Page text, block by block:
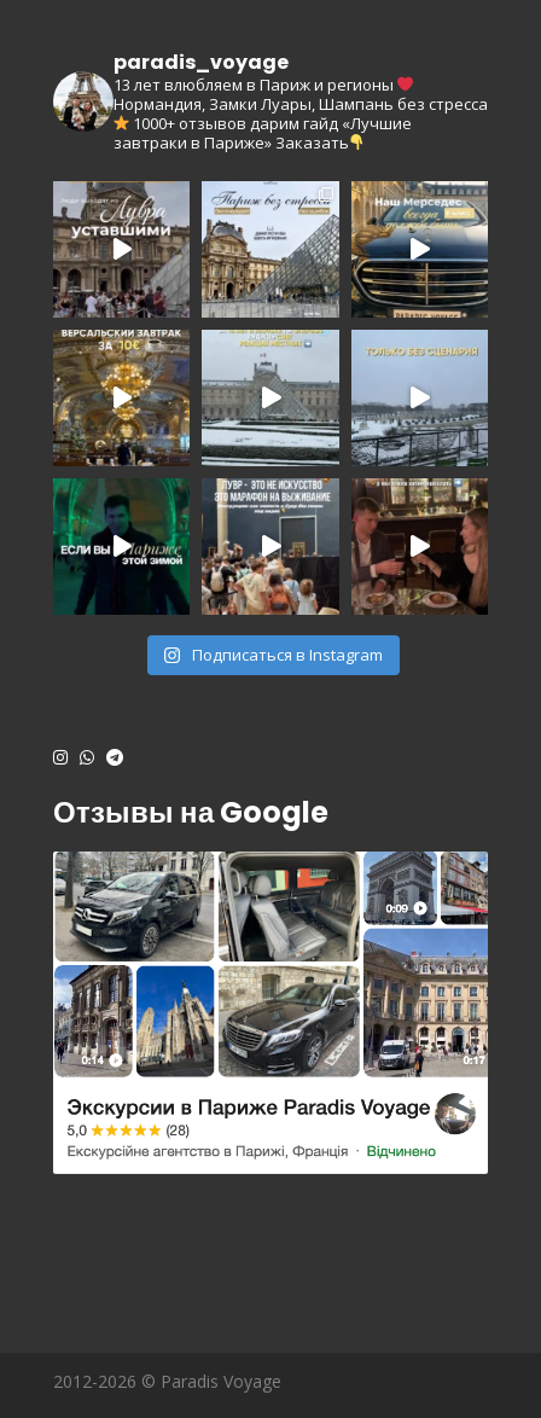
paradis_voyage
13 лет влюбляем в Париж и регионы
Нормандия, Замки Луары, Шампань без стресса
1000+ отзывов дарим гайд «Лучшие
завтраки в Париже» Заказать
Подписаться в Instagram
Отзывы на Google
2012-2026 © Paradis Voyage